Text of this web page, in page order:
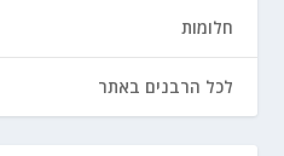
חלומות
לכל הרבנים באתר